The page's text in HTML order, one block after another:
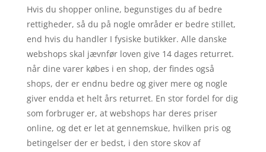
Hvis du shopper online, begunstiges du af bedre
rettigheder, så du på nogle områder er bedre stillet,
end hvis du handler I fysiske butikker. Alle danske
webshops skal jævnfør loven give 14 dages returret.
når dine varer købes i en shop, der findes også
shops, der er endnu bedre og giver mere og nogle
giver endda et helt års returret. En stor fordel for dig
som forbruger er, at webshops har deres priser
online, og det er let at gennemskue, hvilken pris og
betingelser der er bedst, i den store skov af